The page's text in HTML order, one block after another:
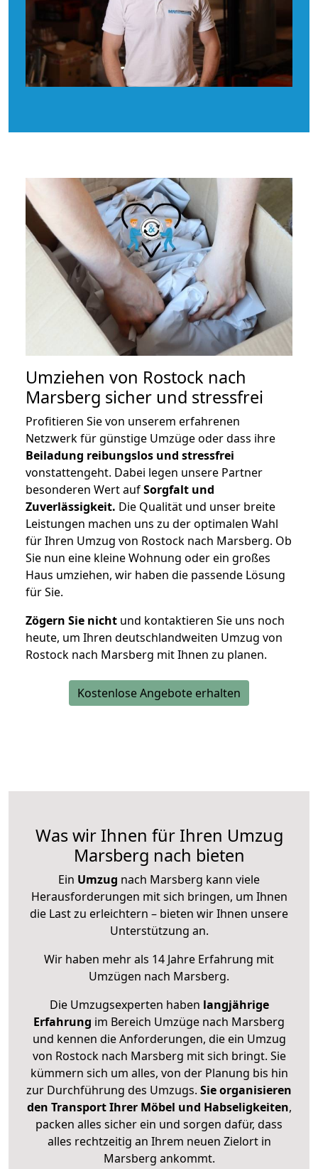
Umziehen von Rostock nach
Marsberg sicher und stressfrei
Profitieren Sie von unserem erfahrenen
Netzwerk für günstige Umzüge oder dass ihre
Beiladung reibungslos und stressfrei
vonstattengeht. Dabei legen unsere Partner
besonderen Wert aufSorgfalt und
Zuverlässigkeit. Die Qualität und unser breite
Leistungen machen uns zu der optimalen Wahl
für Ihren Umzug von Rostock nach Marsberg. Ob
Sie nun eine kleine Wohnung oder ein großes
Haus umziehen, wir haben die passende Lösung
für Sie.
Zögern Sie nicht und kontaktieren Sie uns noch
heute, um Ihren deutschlandweiten Umzug von
Rostock nach Marsberg mit Ihnen zu planen.
Kostenlose Angebote erhalten
Was wir Ihnen für Ihren Umzug
Marsberg nach bieten
Ein Umzug nach Marsberg kann viele
Herausforderungen mit sich bringen, um Ihnen
die Last zu erleichtern – bieten wir Ihnen unsere
Unterstützung an.
Wir haben mehr als 14 Jahre Erfahrung mit
Umzügen nach Marsberg.
Die Umzugsexperten haben langjährige
Erfahrung im Bereich Umzüge nach Marsberg
und kennen die Anforderungen, die ein Umzug
von Rostock nach Marsberg mit sich bringt. Sie
kümmern sich um alles, von der Planung bis hin
zur Durchführung des Umzugs. Sie organisieren
den Transport Ihrer Möbel und Habseligkeiten,
packen alles sicher ein und sorgen dafür, dass
alles rechtzeitig an Ihrem neuen Zielort in
Marsberg ankommt.